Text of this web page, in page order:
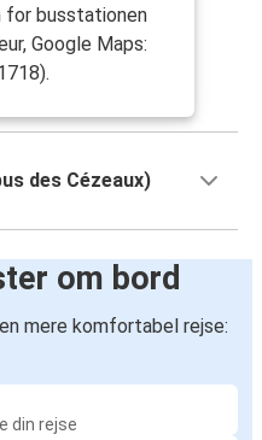
for busstationen
Google Maps:
des Cézeaux)
om bord
mere komfortabel rejse:
din rejse